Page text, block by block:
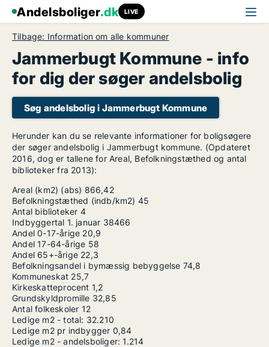
Andelsboliger.dk LIVE
Tilbage: Information om alle kommuner
Jammerbugt Kommune - info
for dig der søger andelsbolig
Søg andelsbolig i Jammerbugt Kommune
Herunder kan du se relevante informationer for boligsøgere
der søger andelsbolig i Jammerbugt kommune. (Opdateret
2016, dog er tallene for Areal, Befolkningstæthed og antal
biblioteker fra 2013):
Areal (km2) (abs) 866,42
Befolkningstæthed (indb/km2) 45
Antal biblioteker 4
Indbyggertal 1. januar 38466
Andel 0-17-årige 20,9
Andel 17-64-årige 58
Andel 65+-årige 22,3
Befolkningsandel i bymæssig bebyggelse 74,8
Kommuneskat 25,7
Kirkeskatteprocent 1,2
Grundskyldpromille 32,85
Antal folkeskoler 12
Ledige m2 - total: 32.210
Ledige m2 pr indbygger 0,84
Ledige m2 - andelsboliger: 1.214